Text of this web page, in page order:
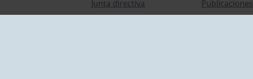
Junta directiva
Publicaciones